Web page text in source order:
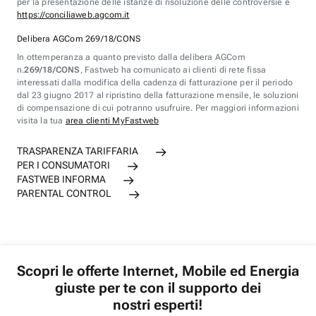
per la presentazione delle istanze di risoluzione delle controversie è
https://conciliaweb.agcom.it
Delibera AGCom 269/18/CONS
In ottemperanza a quanto previsto dalla delibera AGCom
n.269/18/CONS , Fastweb ha comunicato ai clienti di rete fissa
interessati dalla modifica della cadenza di fatturazione per il periodo
dal 23 giugno 2017 al ripristino della fatturazione mensile, le soluzioni
di compensazione di cui potranno usufruire. Per maggiori informazioni
visita la tua area clienti MyFastweb
TRASPARENZA TARIFFARIA
PER I CONSUMATORI
FASTWEB INFORMA
PARENTAL CONTROL
Scopri le offerte Internet, Mobile ed Energia
giuste per te con il supporto dei
nostri esperti!